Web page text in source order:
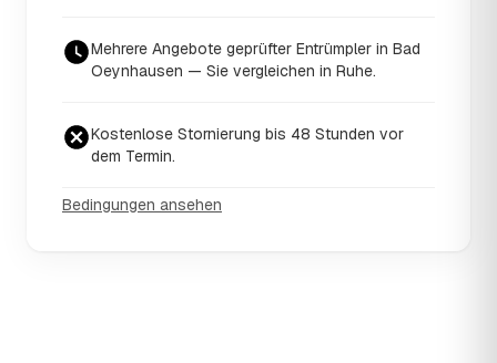
Mehrere Angebote geprüfter Entrümpler in Bad
Oeynhausen — Sie vergleichen in Ruhe.
Kostenlose Stornierung bis 48 Stunden vor
dem Termin.
Bedingungen ansehen